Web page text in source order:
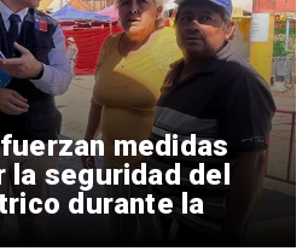
medidas
la seguridad del
durante la